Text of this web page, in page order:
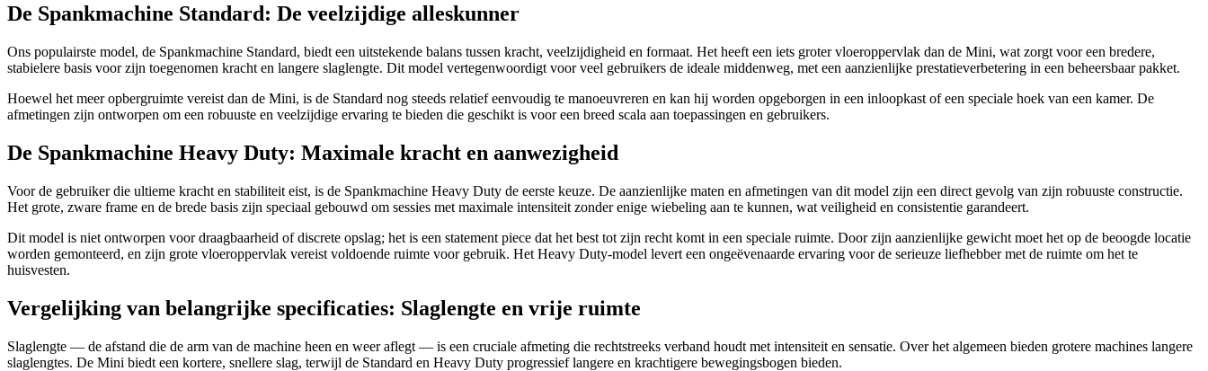
De Spankmachine Standard: De veelzijdige alleskunner
Ons populairste model, de Spankmachine Standard, biedt een uitstekende balans tussen kracht, veelzijdigheid en formaat. Het heeft een iets groter vloeroppervlak dan de Mini, wat zorgt voor een bredere,
stabielere basis voor zijn toegenomen kracht en langere slaglengte. Dit model vertegenwoordigt voor veel gebruikers de ideale middenweg, met een aanzienlijke prestatieverbetering in een beheersbaar pakket.
Hoewel het meer opbergruimte vereist dan de Mini, is de Standard nog steeds relatief eenvoudig te manoeuvreren en kan hij worden opgeborgen in een inloopkast of een speciale hoek van een kamer. De
afmetingen zijn ontworpen om een robuuste en veelzijdige ervaring te bieden die geschikt is voor een breed scala aan toepassingen en gebruikers.
De Spankmachine Heavy Duty: Maximale kracht en aanwezigheid
Voor de gebruiker die ultieme kracht en stabiliteit eist, is de Spankmachine Heavy Duty de eerste keuze. De aanzienlijke maten en afmetingen van dit model zijn een direct gevolg van zijn robuuste constructie.
Het grote, zware frame en de brede basis zijn speciaal gebouwd om sessies met maximale intensiteit zonder enige wiebeling aan te kunnen, wat veiligheid en consistentie garandeert.
Dit model is niet ontworpen voor draagbaarheid of discrete opslag; het is een statement piece dat het best tot zijn recht komt in een speciale ruimte. Door zijn aanzienlijke gewicht moet het op de beoogde locatie
worden gemonteerd, en zijn grote vloeroppervlak vereist voldoende ruimte voor gebruik. Het Heavy Duty-model levert een ongeëvenaarde ervaring voor de serieuze liefhebber met de ruimte om het te
huisvesten.
Vergelijking van belangrijke specificaties: Slaglengte en vrije ruimte
Slaglengte — de afstand die de arm van de machine heen en weer aflegt — is een cruciale afmeting die rechtstreeks verband houdt met intensiteit en sensatie. Over het algemeen bieden grotere machines langere
slaglengtes. De Mini biedt een kortere, snellere slag, terwijl de Standard en Heavy Duty progressief langere en krachtigere bewegingsbogen bieden.